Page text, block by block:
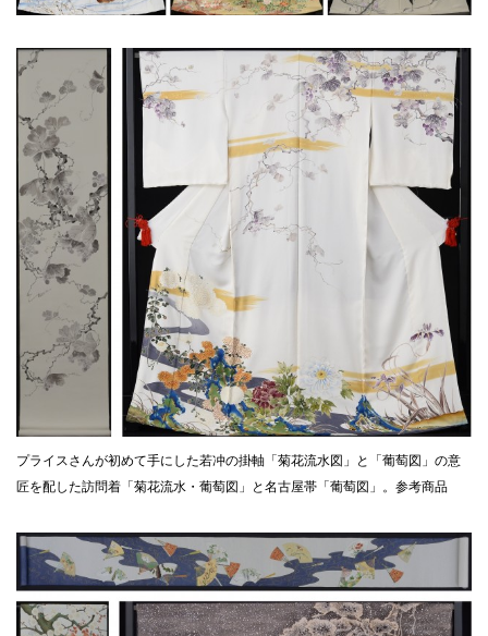
プライスさんが初めて手にした若冲の掛軸「菊花流水図」と「葡萄図」の意
匠を配した訪問着「菊花流水・葡萄図」と名古屋帯「葡萄図」。参考商品